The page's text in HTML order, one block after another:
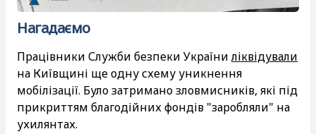
Нагадаємо
Працівники Служби безпеки Україниліквідували
на Київщині ще одну схему уникнення
мобілізації. Було затримано зловмисників, які під
прикриттям благодійних фондів "заробляли" на
ухилянтах.